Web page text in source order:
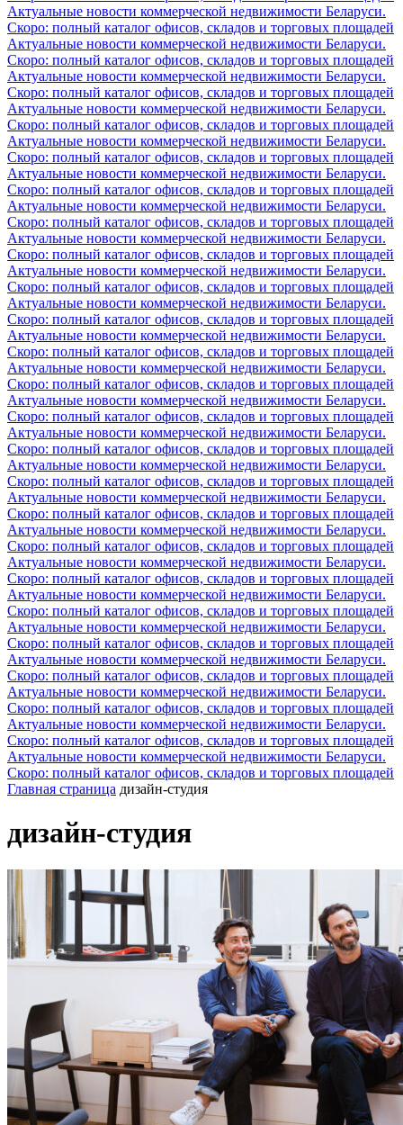
Актуальные новости коммерческой недвижимости Беларуси.
Скоро: полный каталог офисов, складов и торговых площадей
Актуальные новости коммерческой недвижимости Беларуси.
Скоро: полный каталог офисов, складов и торговых площадей
Актуальные новости коммерческой недвижимости Беларуси.
Скоро: полный каталог офисов, складов и торговых площадей
Актуальные новости коммерческой недвижимости Беларуси.
Скоро: полный каталог офисов, складов и торговых площадей
Актуальные новости коммерческой недвижимости Беларуси.
Скоро: полный каталог офисов, складов и торговых площадей
Актуальные новости коммерческой недвижимости Беларуси.
Скоро: полный каталог офисов, складов и торговых площадей
Актуальные новости коммерческой недвижимости Беларуси.
Скоро: полный каталог офисов, складов и торговых площадей
Актуальные новости коммерческой недвижимости Беларуси.
Скоро: полный каталог офисов, складов и торговых площадей
Актуальные новости коммерческой недвижимости Беларуси.
Скоро: полный каталог офисов, складов и торговых площадей
Актуальные новости коммерческой недвижимости Беларуси.
Скоро: полный каталог офисов, складов и торговых площадей
Актуальные новости коммерческой недвижимости Беларуси.
Скоро: полный каталог офисов, складов и торговых площадей
Актуальные новости коммерческой недвижимости Беларуси.
Скоро: полный каталог офисов, складов и торговых площадей
Актуальные новости коммерческой недвижимости Беларуси.
Скоро: полный каталог офисов, складов и торговых площадей
Актуальные новости коммерческой недвижимости Беларуси.
Скоро: полный каталог офисов, складов и торговых площадей
Актуальные новости коммерческой недвижимости Беларуси.
Скоро: полный каталог офисов, складов и торговых площадей
Актуальные новости коммерческой недвижимости Беларуси.
Скоро: полный каталог офисов, складов и торговых площадей
Актуальные новости коммерческой недвижимости Беларуси.
Скоро: полный каталог офисов, складов и торговых площадей
Актуальные новости коммерческой недвижимости Беларуси.
Скоро: полный каталог офисов, складов и торговых площадей
Актуальные новости коммерческой недвижимости Беларуси.
Скоро: полный каталог офисов, складов и торговых площадей
Актуальные новости коммерческой недвижимости Беларуси.
Скоро: полный каталог офисов, складов и торговых площадей
Актуальные новости коммерческой недвижимости Беларуси.
Скоро: полный каталог офисов, складов и торговых площадей
Актуальные новости коммерческой недвижимости Беларуси.
Скоро: полный каталог офисов, складов и торговых площадей
Актуальные новости коммерческой недвижимости Беларуси.
Скоро: полный каталог офисов, складов и торговых площадей
Актуальные новости коммерческой недвижимости Беларуси.
Скоро: полный каталог офисов, складов и торговых площадей
Главная страница дизайн-студия
дизайн-студия